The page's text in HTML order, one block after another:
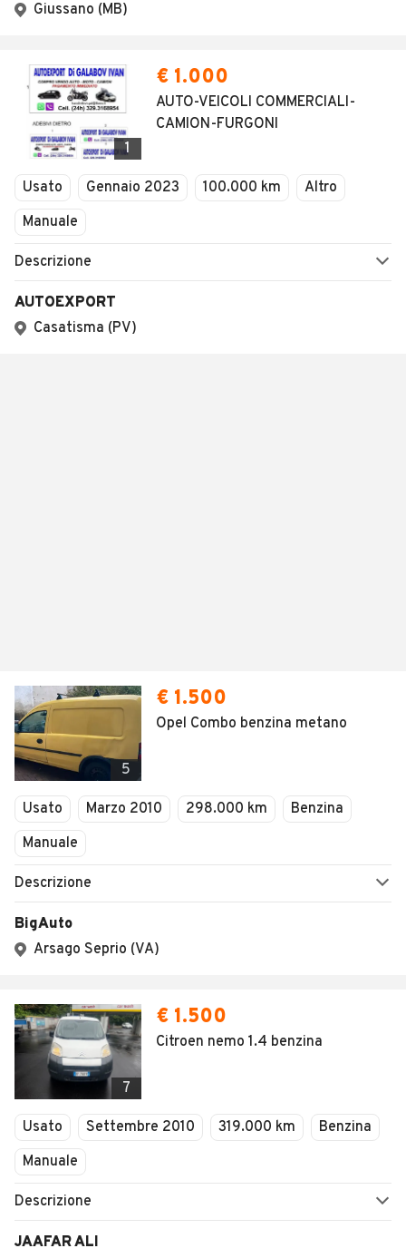
Giussano (MB)
1
€ 1.000
AUTO-VEICOLI COMMERCIALI-
CAMION-FURGONI
Usato Gennaio 2023 100.000 km
Altro
Manuale
Descrizione
AUTOEXPORT
Casatisma (PV)
5
€ 1.500
Opel Combo benzina metano
Usato Marzo 2010 298.000 km
Benzina
Manuale
Descrizione
BigAuto
Arsago Seprio (VA)
7
€ 1.500
Citroen nemo 1.4 benzina
Usato Settembre 2010 319.000 km
Benzina
Manuale
Descrizione
JAAFAR ALI